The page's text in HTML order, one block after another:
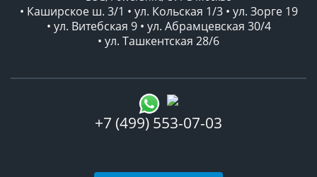
• Каширское ш. 3/1 • ул. Кольская 1/3 • ул. Зорге 19
• ул. Витебская 9 • ул. Абрамцевская 30/4
• ул. Ташкентская 28/6
+7 (499) 553-07-03